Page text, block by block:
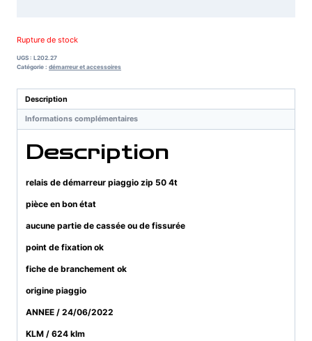
Rupture de stock
UGS : L202.27
Catégorie : démarreur et accessoires
Description
Informations complémentaires
Description
relais de démarreur piaggio zip 50 4t
pièce en bon état
aucune partie de cassée ou de fissurée
point de fixation ok
fiche de branchement ok
origine piaggio
ANNEE / 24/06/2022
KLM / 624 klm